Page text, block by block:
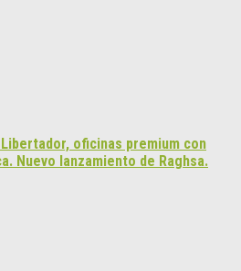
oficinas premium con
Nuevo lanzamiento de Raghsa.